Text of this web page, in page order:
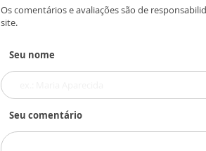
Os comentários e avaliações são de
site.
Seu nome
Seu comentário